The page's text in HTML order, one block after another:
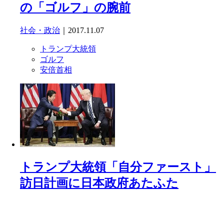
の「ゴルフ」の腕前
社会・政治 ｜2017.11.07
トランプ大統領
ゴルフ
安倍首相
トランプ大統領「自分ファースト」
訪日計画に日本政府あたふた